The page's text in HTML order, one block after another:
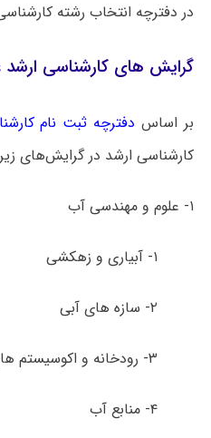
در دفترچه انتخاب رشته
گرایش های کارشناسی
بر اساس دفترچه ثبت نام
کارشناسی ارشد در گرایش‌های
۱- علوم و مهندسی آب
۱- آبیاری و زهکشی
۲- سازه­ های آبی
۳- رودخانه و اکوسیستم های آبی
۴- منابع آب